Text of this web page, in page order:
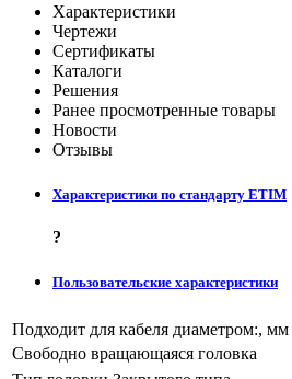
Характеристики
Чертежи
Сертификаты
Каталоги
Решения
Ранее просмотренные товары
Новости
Отзывы
Характеристики по стандарту ETIM
?
Пользовательские характеристики
Подходит для кабеля диаметром:, мм
Свободно вращающаяся головка